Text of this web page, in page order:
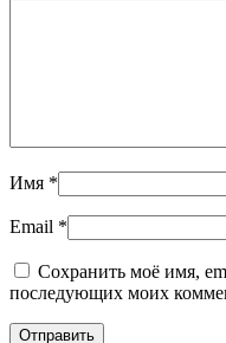
Имя *
Email *
Сохранить моё имя,
последующих моих